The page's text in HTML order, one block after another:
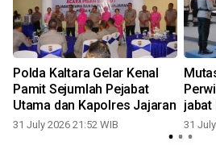
Polda Kaltara Gelar Kenal
Pamit Sejumlah Pejabat
Utama dan Kapolres Jajaran
31 July 2026 21:52 WIB
jabat
31